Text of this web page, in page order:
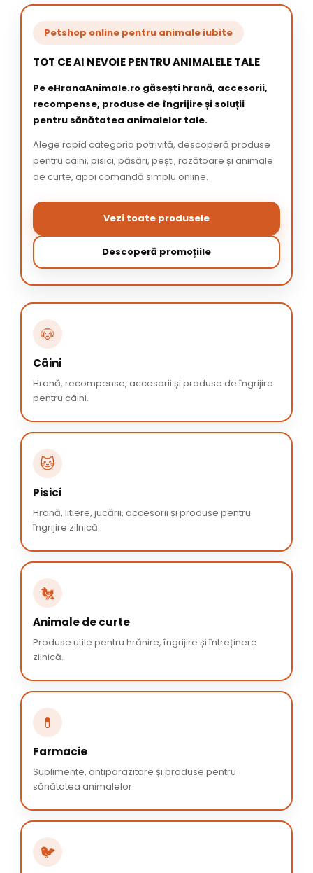
Petshop online pentru animale iubite
TOT CE AI NEVOIE PENTRU ANIMALELE TALE
Pe eHranaAnimale.ro găsești hrană, accesorii,
recompense, produse de îngrijire și soluții
pentru sănătatea animalelor tale.
Alege rapid categoria potrivită, descoperă produse
pentru câini, pisici, păsări, pești, rozătoare și animale
de curte, apoi comandă simplu online.
Vezi toate produsele
Descoperă promoțiile
🐶
Câini
Hrană, recompense, accesorii și produse de îngrijire
pentru câini.
🐱
Pisici
Hrană, litiere, jucării, accesorii și produse pentru
îngrijire zilnică.
🐔
Animale de curte
Produse utile pentru hrănire, îngrijire și întreținere
zilnică.
💊
Farmacie
Suplimente, antiparazitare și produse pentru
sănătatea animalelor.
🐦